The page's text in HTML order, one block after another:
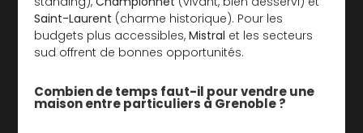
Saint-Laurent (charme historique). Pour les
budgets plus accessibles,Mistral et les secteurs
sud offrent de bonnes opportunités.
Combien de temps faut-il pour vendre une
maison entre particuliers à Grenoble ?